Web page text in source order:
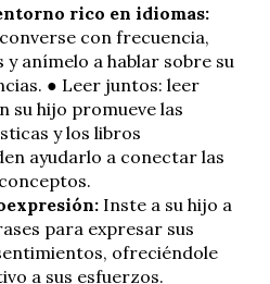
rico en idiomas:
con frecuencia,
anímelo a hablar sobre su
● Leer juntos: leer
su hijo promueve las
y los libros
ayudarlo a conectar las
Inste a su hijo a
para expresar sus
ofreciéndole
a sus esfuerzos.